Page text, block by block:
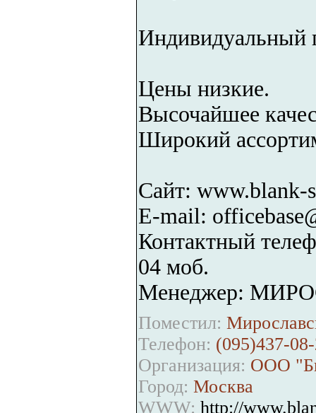
Индивидуальный
Цены низкие.
Высочайшее
Широкий
Сайт: www.blank-
E-mail:
Контактный
04 моб.
Менеджер:
Поместил:
Телефон: (095)437-
Организация: ООО
Город: Москва
WWW: http://